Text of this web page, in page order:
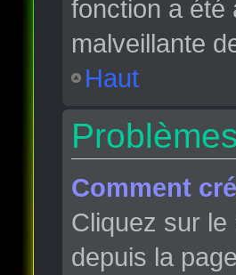
fonction a été
malveillante
Haut
Comment
Cliquez sur le
depuis la